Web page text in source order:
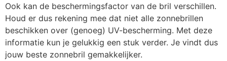
Ook kan de beschermingsfactor van de bril verschillen.
Houd er dus rekening mee dat niet alle zonnebrillen
beschikken over (genoeg) UV-bescherming. Met deze
informatie kun je gelukkig een stuk verder. Je vindt dus
jouw beste zonnebril gemakkelijker.